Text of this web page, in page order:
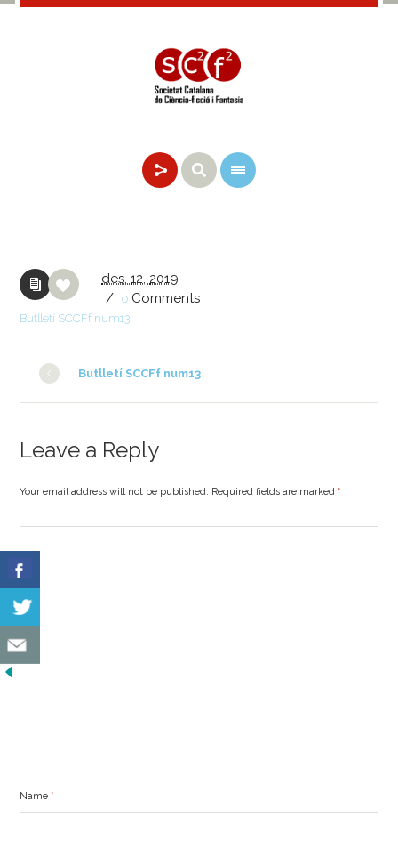
des.12, 2019
/
0 Comments
Butlletí SCCFf num13
Butlletí SCCFf num13
Leave a Reply
Your email address will not be published. Required fields are marked*
Name*